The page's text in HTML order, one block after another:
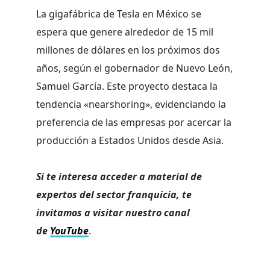
La gigafábrica de Tesla en México se
espera que genere alrededor de 15 mil
millones de dólares en los próximos dos
años, según el gobernador de Nuevo León,
Samuel García. Este proyecto destaca la
tendencia «nearshoring», evidenciando la
preferencia de las empresas por acercar la
producción a Estados Unidos desde Asia.
Si te interesa acceder a material de
expertos del sector franquicia, te
invitamos a visitar nuestro canal
de YouTube.